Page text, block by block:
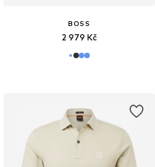
BOSS
2 979 Kč